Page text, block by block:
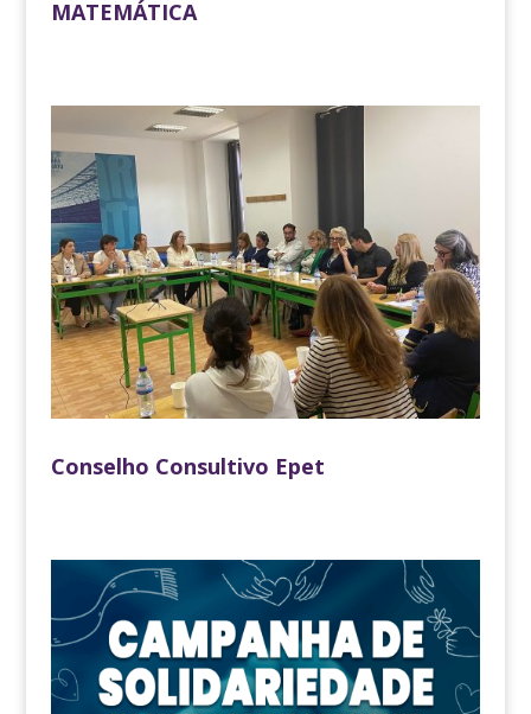
MATEMÁTICA
Conselho Consultivo Epet